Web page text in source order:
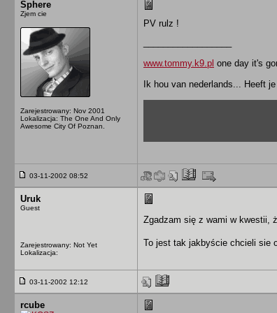
Sphere
Zjem cie
Zarejestrowany: Nov 2001
Lokalizacja: The One And Only
Awesome City Of Poznan.
PV rulz !
www.tommy.k9.pl one day it's
Ik hou van nederlands... Heeft
03-11-2002 08:52
Uruk
Guest
Zarejestrowany: Not Yet
Lokalizacja:
Zgadzam się z wami w kwestii,
To jest tak jakbyście chcieli sie
03-11-2002 12:12
rcube